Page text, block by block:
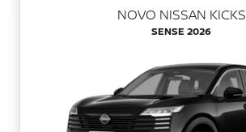
NOVO NISSAN KICKS
SENSE 2026